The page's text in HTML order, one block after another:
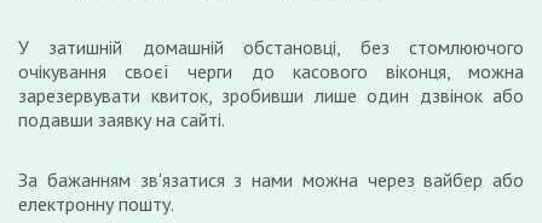
У затишній домашній обстановці, без стомлюючого
очікування своєї черги до касового віконця, можна
зарезервувати квиток, зробивши лише один дзвінок або
подавши заявку на сайті.
За бажанням зв'язатися з нами можна через вайбер або
електронну пошту.